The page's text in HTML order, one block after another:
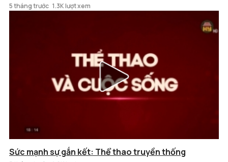
5 tháng trước 1.3K lượt xem
Sức mạnh sự gắn kết: Thể thao truyền thống